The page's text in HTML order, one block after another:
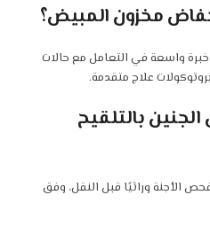
مخزون المبيض؟
واسعة في التعامل مع حالات
علاج متقدمة.
بالتلقيح
الأجنة وراثيًا قبل النقل، وفق